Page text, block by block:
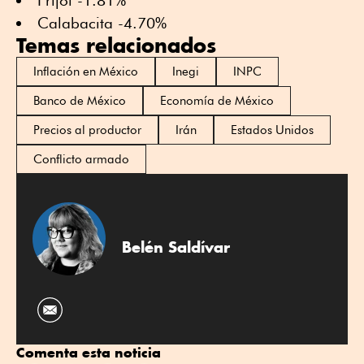
Calabacita -4.70%
Temas relacionados
Inflación en México Inegi
INPC
Banco de México
Economía de México
Precios al productor
Irán
Estados Unidos
Conflicto armado
Belén Saldívar
Comenta esta noticia